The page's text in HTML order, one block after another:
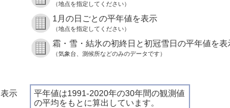
（地点を指定してください）
1月の日ごとの平年値を表示
（地点を指定してください）
霜・雪・結氷の初終日と初冠雪日の平年値を表
（気象台、測候所などのみのデータです）
平年値は1991-2020年の30年間の観測値
の平均をもとに算出しています。
示